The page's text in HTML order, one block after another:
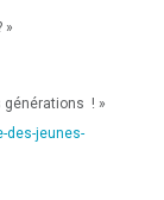
»
générations ! »
des-jeunes-